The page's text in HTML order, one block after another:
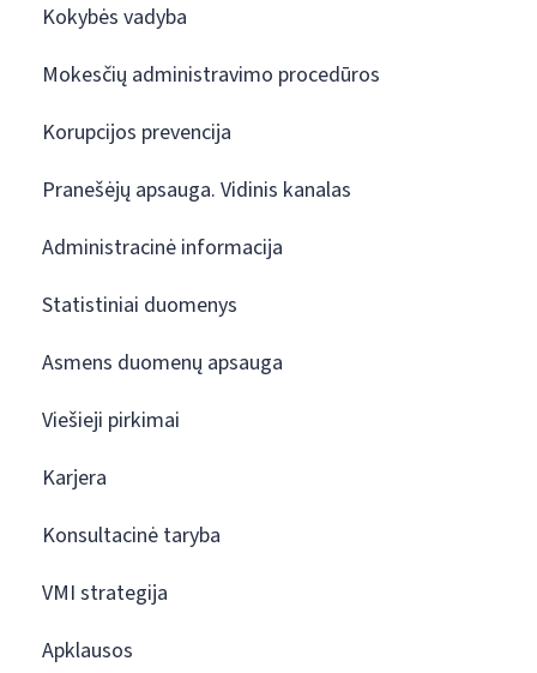
Kokybės vadyba
Mokesčių administravimo procedūros
Korupcijos prevencija
Pranešėjų apsauga. Vidinis kanalas
Administracinė informacija
Statistiniai duomenys
Asmens duomenų apsauga
Viešieji pirkimai
Karjera
Konsultacinė taryba
VMI strategija
Apklausos